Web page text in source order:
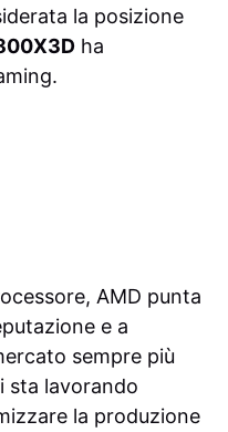
la posizione
ha
AMD punta
e a
sempre più
sta lavorando
la produzione